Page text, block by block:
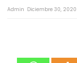
Admin Diciembre 30, 2020